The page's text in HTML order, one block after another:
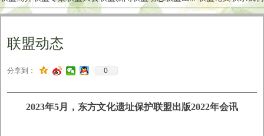
联盟动态
分享到： 0
2023年5月，东方文化遗址保护联盟出版2022年会讯